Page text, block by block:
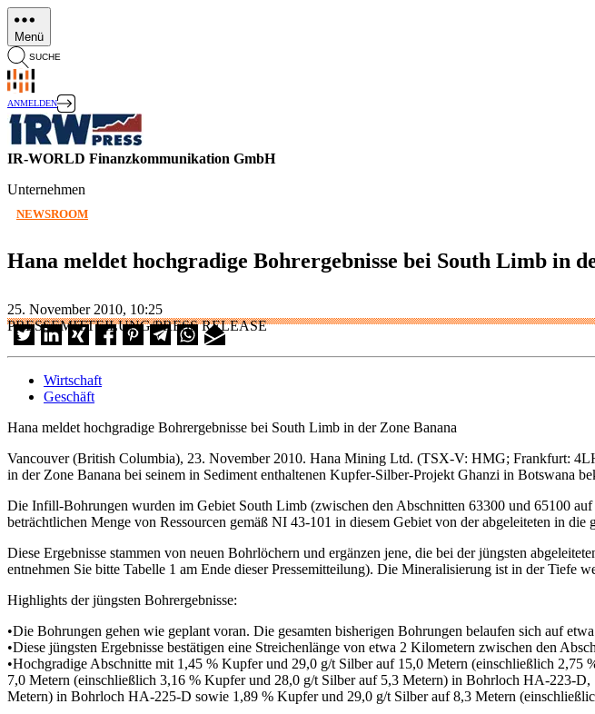
Direkt
zum
Inhalt
Menü
SUCHE
ANMELDEN
IR-WORLD Finanzkommunikation GmbH
Unternehmen
NEWSROOM
Hana meldet hochgradige Bohrergebnisse bei South Limb in
25. November 2010, 10:25
PRESSEMITTEILUNG/PRESS RELEASE
Wirtschaft
Geschäft
Hana meldet hochgradige Bohrergebnisse bei South Limb in der Zone Banana
Vancouver (British Columbia), 23. November 2010. Hana Mining Ltd. (TSX-V: HMG; Frankfurt:
in der Zone Banana bei seinem in Sediment enthaltenen Kupfer-Silber-Projekt Ghanzi in Botswana
Die Infill-Bohrungen wurden im Gebiet South Limb (zwischen den Abschnitten 63300 und 65100
beträchtlichen Menge von Ressourcen gemäß NI 43-101 in diesem Gebiet von der abgeleiteten in die
Diese Ergebnisse stammen von neuen Bohrlöchern und ergänzen jene, die bei der jüngsten
entnehmen Sie bitte Tabelle 1 am Ende dieser Pressemitteilung). Die Mineralisierung ist in der Tiefe
Highlights der jüngsten Bohrergebnisse:
•Die Bohrungen gehen wie geplant voran. Die gesamten bisherigen Bohrungen belaufen sich auf
•Diese jüngsten Ergebnisse bestätigen eine Streichenlänge von etwa 2 Kilometern zwischen den
•Hochgradige Abschnitte mit 1,45 % Kupfer und 29,0 g/t Silber auf 15,0 Metern (einschließlich
7,0 Metern (einschließlich 3,16 % Kupfer und 28,0 g/t Silber auf 5,3 Metern) in Bohrloch HA-223-
Metern) in Bohrloch HA-225-D sowie 1,89 % Kupfer und 29,0 g/t Silber auf 8,3 Metern